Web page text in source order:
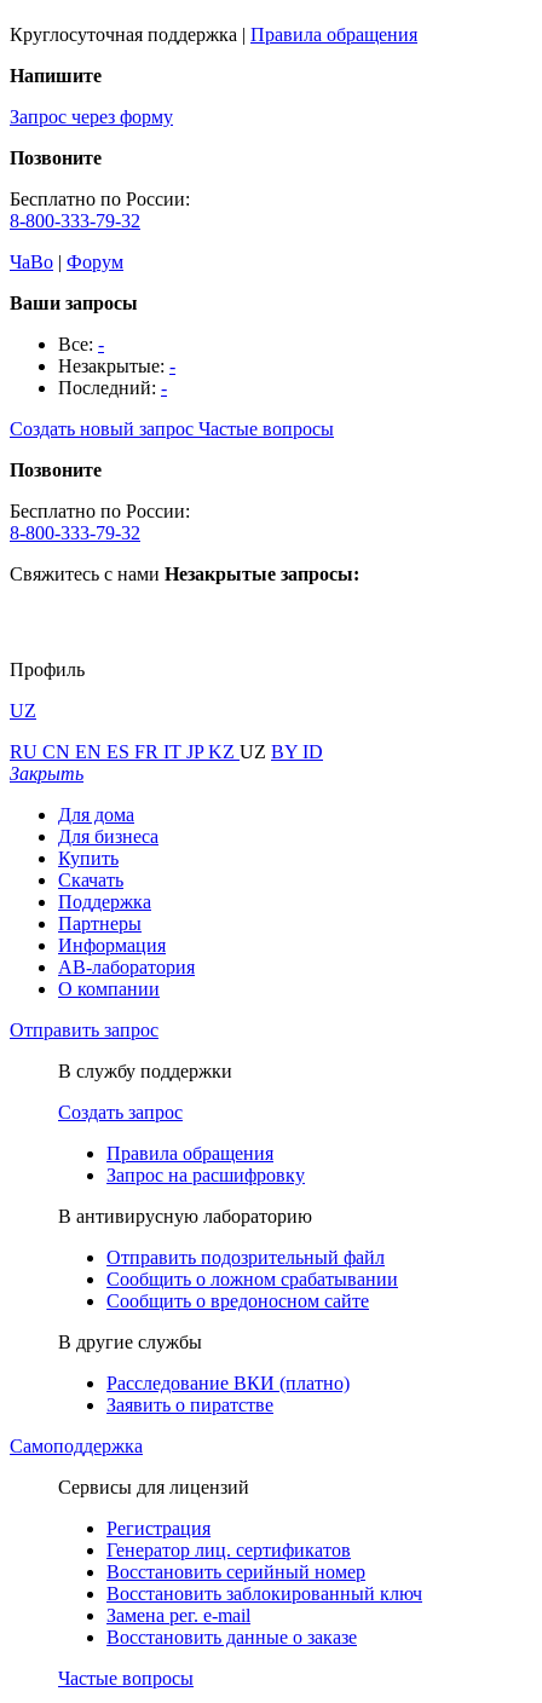
Круглосуточная поддержка | Правила обращения
Напишите
Запрос через форму
Позвоните
Бесплатно по России:
8-800-333-79-32
ЧаВо | Форум
Ваши запросы
Все: -
Незакрытые: -
Последний: -
Создать новый запрос Частые вопросы
Позвоните
Бесплатно по России:
8-800-333-79-32
Свяжитесь с нами Незакрытые запросы:
Профиль
UZ
RU CN EN ES FR IT JPKZ UZ BY ID
Закрыть
Для дома
Для бизнеса
Купить
Скачать
Поддержка
Партнеры
Информация
АВ-лаборатория
О компании
Отправить запрос
В службу поддержки
Создать запрос
Правила обращения
Запрос на расшифровку
В антивирусную лабораторию
Отправить подозрительный файл
Сообщить о ложном срабатывании
Сообщить о вредоносном сайте
В другие службы
Расследование ВКИ (платно)
Заявить о пиратстве
Самоподдержка
Сервисы для лицензий
Регистрация
Генератор лиц. сертификатов
Восстановить серийный номер
Восстановить заблокированный ключ
Замена рег. e-mail
Восстановить данные о заказе
Частые вопросы